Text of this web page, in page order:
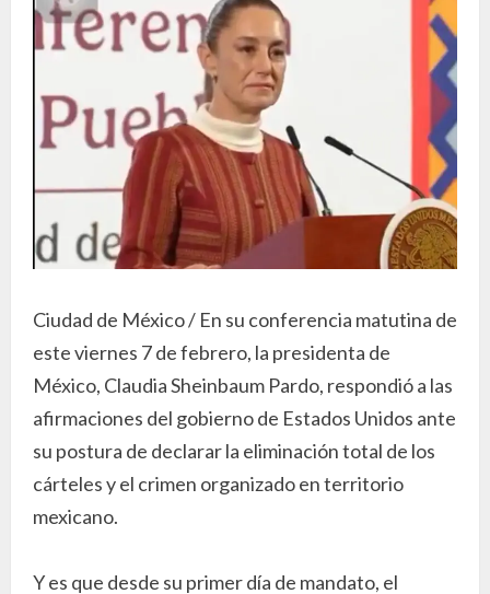
Ciudad de México / En su conferencia matutina de
este viernes 7 de febrero, la presidenta de
México, Claudia Sheinbaum Pardo, respondió a las
afirmaciones del gobierno de Estados Unidos ante
su postura de declarar la eliminación total de los
cárteles y el crimen organizado en territorio
mexicano.
Y es que desde su primer día de mandato, el